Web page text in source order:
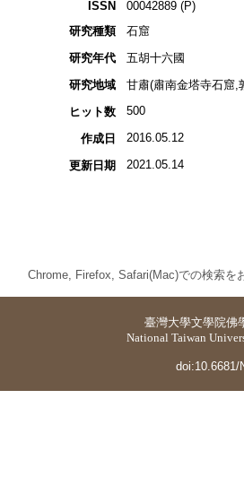
ISSN
00042889 (P)
研究種類
石窟
研究年代
五胡十六國
研究地域
甘肅(肅南金塔寺石窟,
ヒット数
500
作成日 2016.05.12
更新日期 2021.05.14
Chrome, Firefox, Safari(Mac)での検索を
臺灣大學文學院佛
National Taiwan
doi:10.6681/